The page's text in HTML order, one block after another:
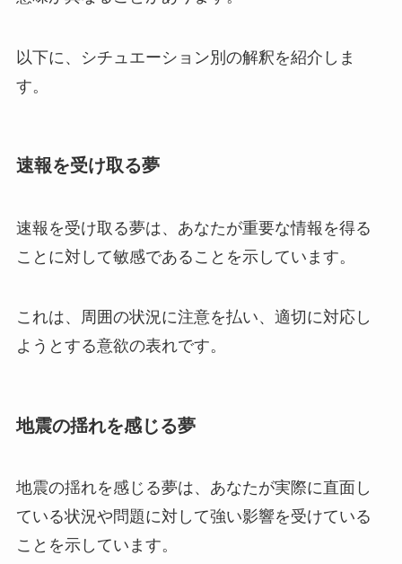
以下に、シチュエーション別の解釈を紹介しま
す。
速報を受け取る夢
速報を受け取る夢は、あなたが重要な情報を得る
ことに対して敏感であることを示しています。
これは、周囲の状況に注意を払い、適切に対応し
ようとする意欲の表れです。
地震の揺れを感じる夢
地震の揺れを感じる夢は、あなたが実際に直面し
ている状況や問題に対して強い影響を受けている
ことを示しています。